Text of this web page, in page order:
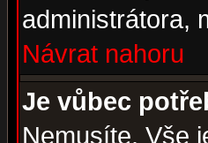
administrátora,
Návrat nahoru
Je vůbec
Nemusíte. Vše